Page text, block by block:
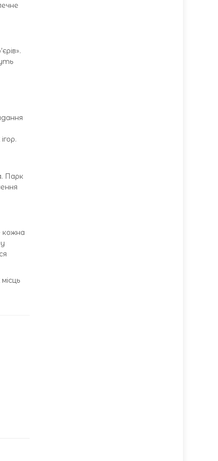
Парк
кожна